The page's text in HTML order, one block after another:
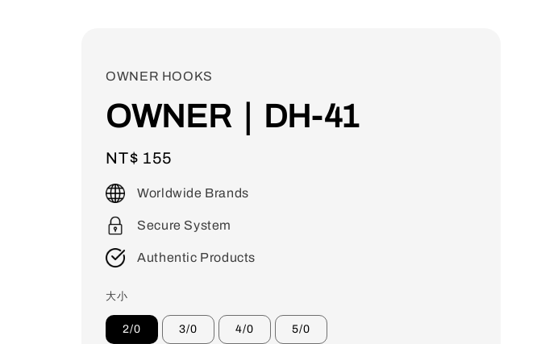
OWNER HOOKS
OWNER｜DH-41
Regular
price
NT$ 155
Worldwide Brands
Secure System
Authentic Products
大小
2/0 3/0 4/0 5/0